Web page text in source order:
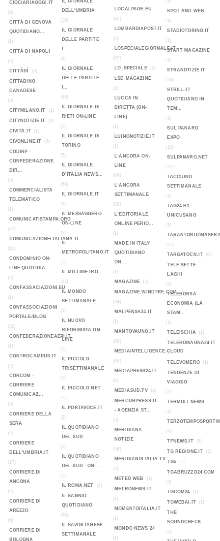
CIOCIARIAOGGI.IT
(6)
CITTÀ DI GENOVA
QUOTIDIANO...
(1)
CITTÀ DI NAPOLI
(4)
CITTÀDÌ
(5)
CITTADINO
CANADESE
(3)
CITYMILANO.IT
(1)
CITYNOTIZIE.IT (3)
CIVITA.IT (1)
CIVONLINE.IT (6)
CODIRP -
CONFEDERAZIONE
DIR...
(3)
COMMERCIALISTA
TELEMATICO
(1)
COMUNICATISTAMPA.ORG
(47)
COMUNICAZIONEITALIANA.IT
(10)
CONDOMINIO ON-
LINE QUOTIDIA...
(2)
CONFASSACIAZIONI.EU
(1)
CONFASSOCIAZIONI
PORTALE/BLOG
(30)
CONFEDERAZIONEAEPI.IT
(1)
CONTROCAMPUS.IT
(2)
CORCOM -
CORRIERE
COMUNICAZ...
(3)
CORRIERE DELLA
SERA
(4)
CORRIERE
DELL’UMBRIA.IT
(17)
CORRIERE DI
ANCONA
(4)
CORRIERE DI
AREZZO
(6)
CORRIERE DI
BOLOGNA
IL GIORNALE
DELL'UMBRIA
(10)
IL GIORNALE
DELLE PARTITE
I...
(2)
IL GIORNALE
DELLE PARTITE
I...
(60)
IL GIORNALE DI
RIETI ON-LINE
(1)
IL GIORNALE DI
TORINO
(5)
IL GIORNALE
D’ITALIA NEWS...
(68)
IL GIORNALE.IT
(3)
IL MESSAGGERO
ON-LINE
(5)
IL
METROPOLITANO.IT
(1)
IL MILLIMETRO
(22)
IL MONDO
SETTIMANALE
(3)
IL NUOVO
RIFORMISTA ON-
LINE
(1)
IL PICCOLO
TRISETTIMANALE
(1)
IL PICCOLO.NET
(1)
IL PORTAVOCE.IT
(3)
IL QUOTIDIANO
DEL SUD
(1)
IL QUOTIDIANO
DEL SUD - ON-...
(1)
IL ROMA.NET
(2)
IL SANNIO
QUOTIDIANO
(98)
IL SAVIGLIANESE
SETTIMANALE
LOCALPAGE.EU
(46)
LOMBARDIAPOST.IT
(4)
LOSPECIALEGIORNALE.IT
(57)
LO_SPECIALE
(2)
LSD MAGAZINE
(2)
LUCCA IN
DIRETTA (ON-
LINE)
(1)
LUINONOTIZIE.IT
(1)
L’ANCORA ON-
LINE
(64)
L’ANCORA
SETTIMANALE
(76)
L’EDITORIALE
ONLINE PERIO...
(1)
MADE IN ITALY
QUOTIDIANO
ON...
(1)
MAGAZINE
(3)
MAGAZINE.WINDTRE.COM
(34)
MALPENSA24.IT
(1)
MANTOVAUNO.IT
(89)
MEDIAINTELLIGENCE.CLOUD
(36)
MEDIAPRESS24.IT
(6)
MEDIASUD.TV
(2)
MERCURPRESS.IT
- AGENZIA ST...
(3)
MERIDIANA
NOTIZIE
(34)
MERIDIANOITALIA.TV
(2)
METEO WEB
(1)
METRONEWS.IT
(1)
MOMENTOITALIA.IT
(1)
MONDO NEWS 24
(1)
(1)
SPOT AND WEB
(1)
STADIOTORINO.IT
(1)
START MAGAZINE
(1)
STRANOTIZIE.IT
(24)
STRILL.IT
QUOTIDIANO IN
TEM...
(1)
SUL PANARO
EXPO
(10)
SULPANARO.NET
(31)
TACCUINO
SETTIMANALE
(1)
TAG24 BY
UNICUSANO
(1)
(21)
TARGATOCN.IT
(0)
TELE SETTE
LAGHI
(2)
TELEBORSA
ECONOMIA (LA
STAM...
(1)
TELEISCHIA
(1)
TELEROMAGNA24.IT
(1)
TELEVOMERO
(1)
TENDENZE DI
VIAGGIO
(2)
TERMOLI NEWS
(1)
(4)
TFNEWS.IT
(5)
TG REGIONE.IT (2)
TG5 (1)
TGABRUZZO24.COM
(3)
TGCOM24
(1)
TGWEBAI.IT (1)
THE
SOUNDCHECK
(2)